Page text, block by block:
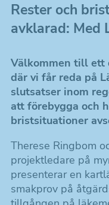
Rester och
avklarad: Med
Välkommen till ett
där vi får reda på
slutsatser inom
att förebygga och
bristsituationer
Therese Ringbom
projektledare på
presenterar en
smakprov på